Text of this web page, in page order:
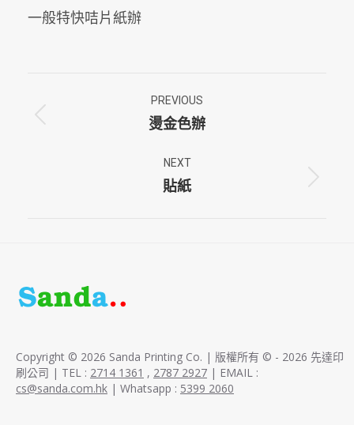
一般特快咭片紙辦
navigation
PREVIOUS
Previous
燙金色辦
NEXT
Next
貼紙
Copyright © 2026 Sanda Printing Co. | 版權所有 © - 2026 先達印
刷公司 | TEL : 2714 1361 , 2787 2927 | EMAIL :
cs@sanda.com.hk | Whatsapp : 5399 2060